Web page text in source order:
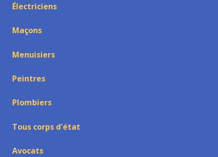
Électriciens
Maçons
Menuisiers
Peintres
Plombiers
Tous corps d'état
Avocats